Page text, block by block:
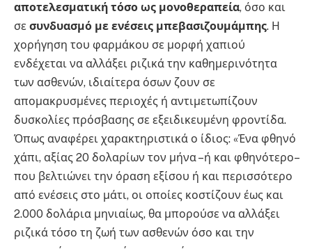
αποτελεσματική τόσο ως μονοθεραπεία, όσο και
σε συνδυασμό με ενέσεις μπεβασιζουμάμπης. Η
χορήγηση του φαρμάκου σε μορφή χαπιού
ενδέχεται να αλλάξει ριζικά την καθημερινότητα
των ασθενών, ιδιαίτερα όσων ζουν σε
απομακρυσμένες περιοχές ή αντιμετωπίζουν
δυσκολίες πρόσβασης σε εξειδικευμένη φροντίδα.
Όπως αναφέρει χαρακτηριστικά ο ίδιος: «Ένα φθηνό
χάπι, αξίας 20 δολαρίων τον μήνα –ή και φθηνότερο–
που βελτιώνει την όραση εξίσου ή και περισσότερο
από ενέσεις στο μάτι, οι οποίες κοστίζουν έως και
2.000 δολάρια μηνιαίως, θα μπορούσε να αλλάξει
ριζικά τόσο τη ζωή των ασθενών όσο και την